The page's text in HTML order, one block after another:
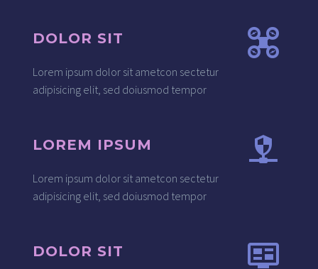
DOLOR SIT
Lorem ipsum dolor sit ametcon sectetur
adipisicing elit, sed doiusmod tempor
LOREM IPSUM
Lorem ipsum dolor sit ametcon sectetur
adipisicing elit, sed doiusmod tempor
DOLOR SIT